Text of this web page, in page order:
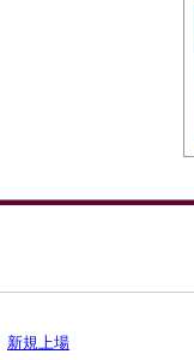
新規上場